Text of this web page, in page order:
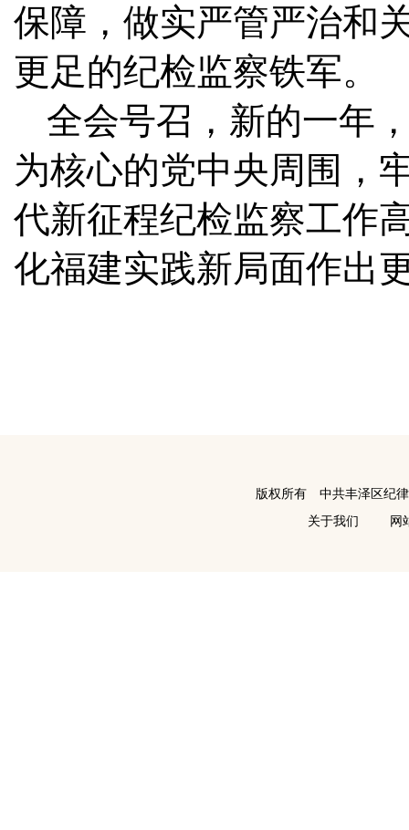
保障，做实严管严治和
更足的纪检监察铁军。
全会号召，新的一年
为核心的党中央周围，
代新征程纪检监察工作
化福建实践新局面作出
版权所有 中共丰泽区纪
关于我们
网